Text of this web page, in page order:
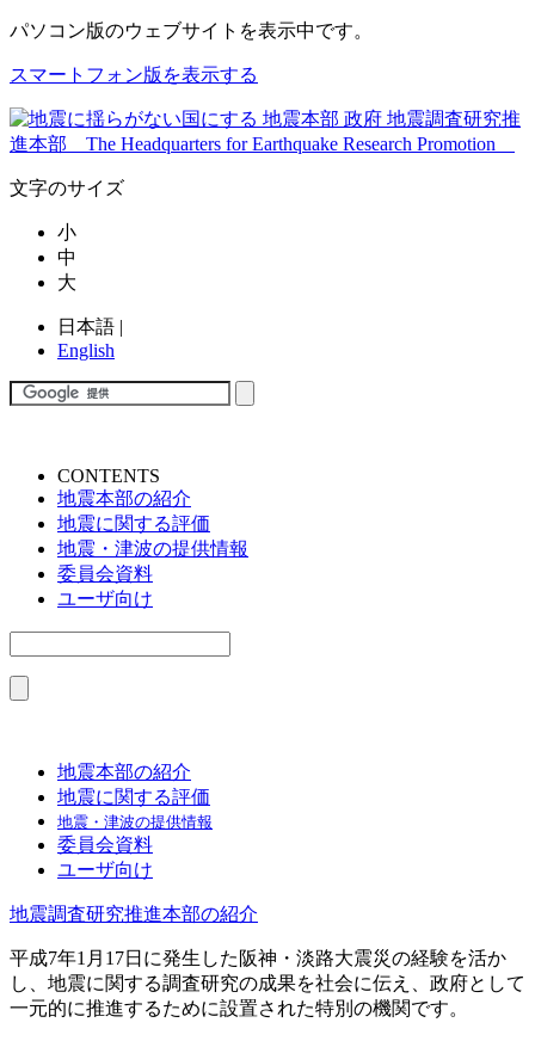
パソコン版のウェブサイトを表示中です。
スマートフォン版を表示する
文字のサイズ
小
中
大
日本語 |
English
CONTENTS
地震本部の紹介
地震に関する評価
地震・津波の提供情報
委員会資料
ユーザ向け
地震本部の紹介
地震に関する評価
地震・津波の提供情報
委員会資料
ユーザ向け
地震調査研究推進本部の紹介
平成7年1月17日に発生した阪神・淡路大震災の経験を活か
し、地震に関する調査研究の成果を社会に伝え、政府として
一元的に推進するために設置された特別の機関です。